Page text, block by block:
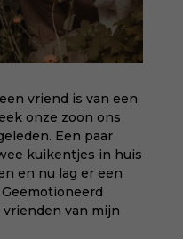
vriend is van een
onze zoon ons
Een paar
kuikentjes in huis
en nu lag er een
vrienden van mijn